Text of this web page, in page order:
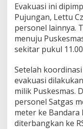
Evakuasi ini
Pujungan, Lettu
personel lainnya.
menuju
sekitar pukul
Setelah
evakuasi
milik Puskesmas.
personel Satgas
meter ke
diterbangkan ke